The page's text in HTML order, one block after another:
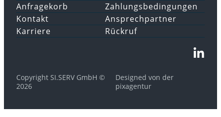
Anfragekorb
Zahlungsbedingungen
Kontakt
Karriere
Ansprechpartner
Rückruf
Copyright SI.SERV GmbH ©
2026
Designed von der
pixagentur